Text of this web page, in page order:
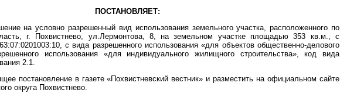
ПОСТАНОВЛЯЕТ:
на условно разрешенный вид использования земельного участка, расположенного по
г. Похвистнево, ул.Лермонтова, 8, на земельном участке площадью 353 кв.м., с
с вида разрешенного использования «для объектов общественно-делового
использования «для индивидуального жилищного строительства», код вида
2.1.
постановление в газете «Похвистневский вестник» и разместить на официальном сайте
округа Похвистнево.